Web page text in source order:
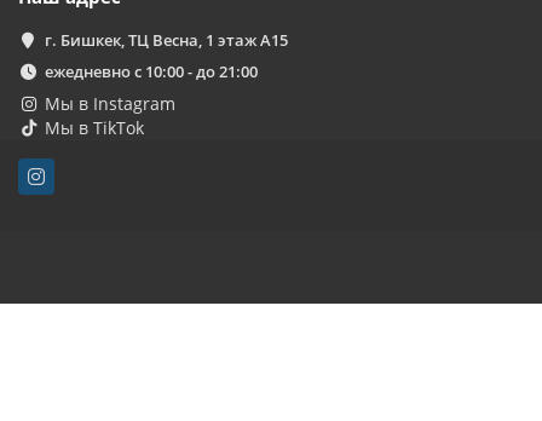
г. Бишкек, ТЦ Весна, 1 этаж А15
ежедневно с 10:00 - до 21:00
Мы в Instagram
Мы в TikTok